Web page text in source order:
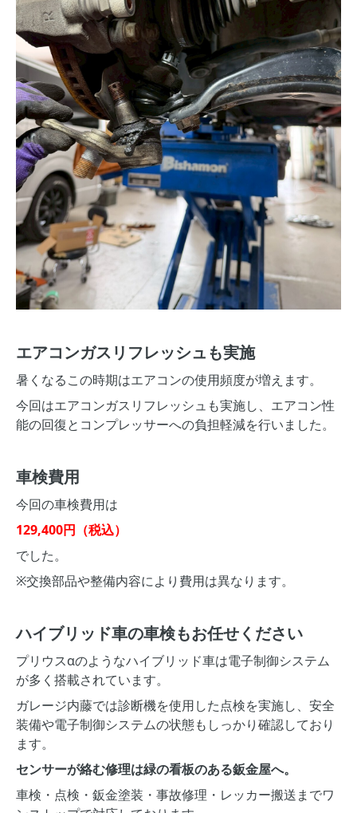
エアコンガスリフレッシュも実施
暑くなるこの時期はエアコンの使用頻度が増えます。
今回はエアコンガスリフレッシュも実施し、エアコン性
能の回復とコンプレッサーへの負担軽減を行いました。
車検費用
今回の車検費用は
129,400円（税込）
でした。
※交換部品や整備内容により費用は異なります。
ハイブリッド車の車検もお任せください
プリウスαのようなハイブリッド車は電子制御システム
が多く搭載されています。
ガレージ内藤では診断機を使用した点検を実施し、安全
装備や電子制御システムの状態もしっかり確認しており
ます。
センサーが絡む修理は緑の看板のある鈑金屋へ。
車検・点検・鈑金塗装・事故修理・レッカー搬送までワ